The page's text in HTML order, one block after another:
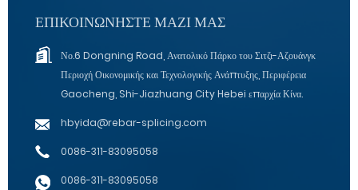
ΕΠΙΚΟΙΝΩΝΉΣΤΕ ΜΑΖΊ ΜΑΣ
Νο.6 Dongning Road, Ανατολικό Πάρκο του Σιτζι-Αζουάνγκ
Περιοχή Οικονομικής και Τεχνολογικής Ανάπτυξης, Περιφέρεια
Gaocheng, Shi-Jiazhuang City Hebei επαρχία Κίνα.
hbyida@rebar-splicing.com
0086-311-83095058
0086-311-83095058